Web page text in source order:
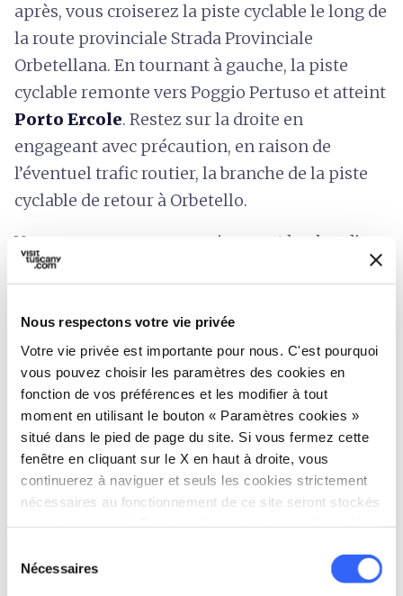
Nous respectons votre vie privée
Votre vie privée est importante pour nous. C'est pourquoi
vous pouvez choisir les paramètres des cookies en
fonction de vos préférences et les modifier à tout
moment en utilisant le bouton « Paramètres cookies »
situé dans le pied de page du site. Si vous fermez cette
fenêtre en cliquant sur le X en haut à droite, vous
continuerez à naviguer et seuls les cookies strictement
nécessaires au fonctionnement de ce site seront stockés
Nécessaires
après, vous croiserez la piste cyclable le long de
la route provinciale Strada Provinciale
Orbetellana. En tournant à gauche, la piste
cyclable remonte vers Poggio Pertuso et atteint
Porto Ercole. Restez sur la droite en
engageant avec précaution, en raison de
l’éventuel trafic routier, la branche de la piste
cyclable de retour à Orbetello.
Vous apercevrez progressivement le plan d'eau
de lalagune
qui vous accompagnera jusqu'à la
l'Argentario à la péninsule d'
Construite en 1841 par Léopold II de Lorraine, le
barrage divise la lagune en deux plans d'eau, le
Levante et le Ponente. Jusqu'en 1944, il était
traversée par le chemin de fer reliant Orbetello
Scalo à Porto Santo Stefano. Poursuivez le
parcours entre les deux eaux sous le regard de
l'ancien moulin à ventde l'époque siennoise,
lagunaire, pour continuer jusqu'à la grande